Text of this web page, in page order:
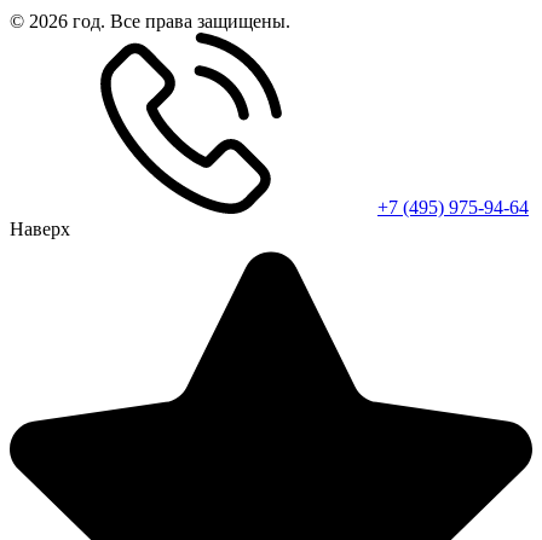
© 2026 год. Все права защищены.
+7 (495) 975-94-64
Наверх